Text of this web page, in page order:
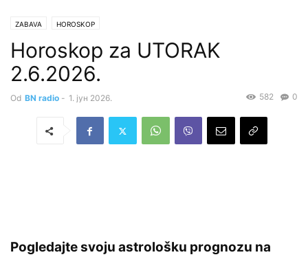
ZABAVA HOROSKOP
Horoskop za UTORAK
2.6.2026.
Od BN radio - 1. јун 2026. 0
582
Pogledajte svoju astrološku prognozu na